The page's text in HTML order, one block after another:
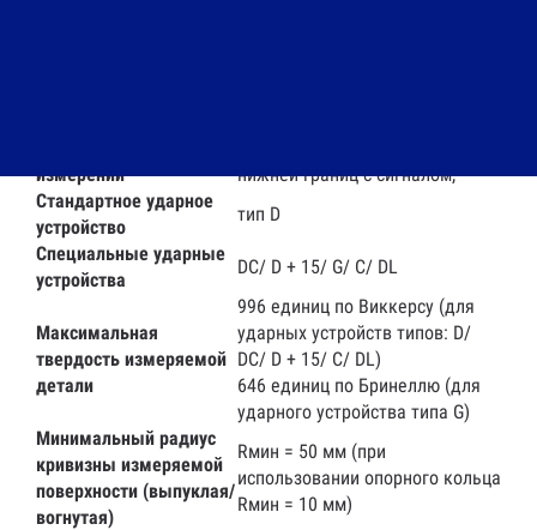
измерений
нижней границ с сигналом,
Стандартное ударное
устройство
тип D
Специальные ударные
устройства
DC/ D + 15/ G/ C/ DL
Максимальная
твердость измеряемой
детали
996 единиц по Виккерсу (для
ударных устройств типов: D/
DC/ D + 15/ C/ DL)
646 единиц по Бринеллю (для
ударного устройства типа G)
Минимальный радиус
кривизны измеряемой
поверхности (выпуклая/
вогнутая)
Rмин = 50 мм (при
использовании опорного кольца
Rмин = 10 мм)